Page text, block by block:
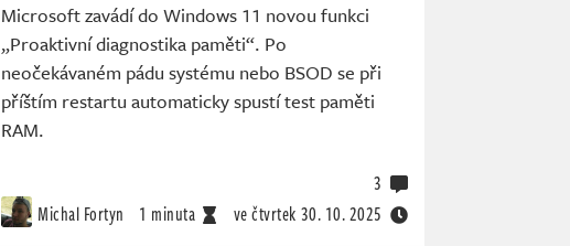
Microsoft zavádí do Windows 11 novou funkci
„Proaktivní diagnostika paměti“. Po
neočekávaném pádu systému nebo BSOD se při
příštím restartu automaticky spustí test paměti
RAM.
Michal Fortyn 1 minuta ve čtvrtek 30. 10. 2025
3